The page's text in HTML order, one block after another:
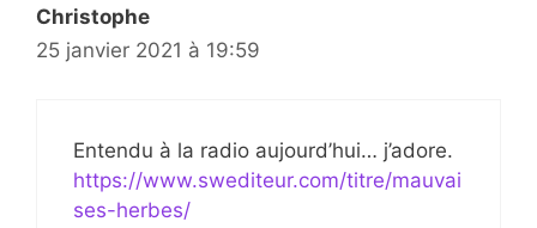
Christophe
25 janvier 2021 à 19:59
Entendu à la radio aujourd’hui… j’adore.
https://www.swediteur.com/titre/mauvai
ses-herbes/